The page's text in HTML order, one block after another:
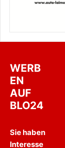
WERB
EN
AUF
BLO24
Sie haben
Interesse